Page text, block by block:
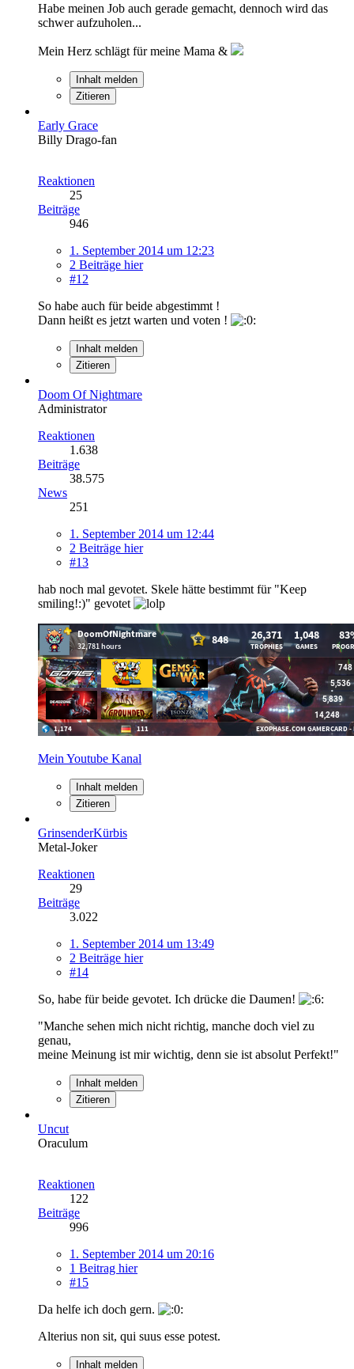
Habe meinen Job auch gerade gemacht, dennoch wird das
schwer aufzuholen...
Mein Herz schlägt für meine Mama &
Inhalt melden
Zitieren
Early Grace
Billy Drago-fan
Reaktionen
25
Beiträge
946
1. September 2014 um 12:23
2 Beiträge hier
#12
So habe auch für beide abgestimmt !
Dann heißt es jetzt warten und voten !
Inhalt melden
Zitieren
Doom Of Nightmare
Administrator
Reaktionen
1.638
Beiträge
38.575
News
251
1. September 2014 um 12:44
2 Beiträge hier
#13
hab noch mal gevotet. Skele hätte bestimmt für "Keep
smiling!:)" gevotet
Mein Youtube Kanal
Inhalt melden
Zitieren
GrinsenderKürbis
Metal-Joker
Reaktionen
29
Beiträge
3.022
1. September 2014 um 13:49
2 Beiträge hier
#14
So, habe für beide gevotet. Ich drücke die Daumen!
"Manche sehen mich nicht richtig, manche doch viel zu
genau,
meine Meinung ist mir wichtig, denn sie ist absolut Perfekt!"
Inhalt melden
Zitieren
Uncut
Oraculum
Reaktionen
122
Beiträge
996
1. September 2014 um 20:16
1 Beitrag hier
#15
Da helfe ich doch gern.
Alterius non sit, qui suus esse potest.
Inhalt melden